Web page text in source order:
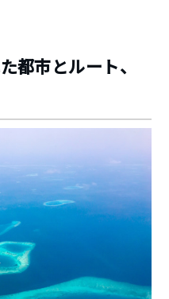
都市とルート、